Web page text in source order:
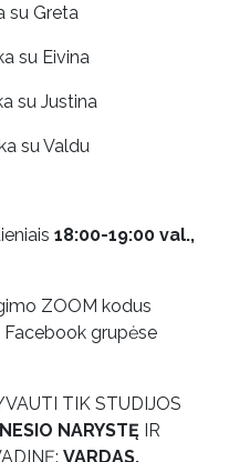
su Greta
su Eivina
su Justina
su Valdu
18:00-19:00 val.,
ZOOM kodus
grupėse
TIK STUDIJOS
NARYSTĘ IR
VARDAS,